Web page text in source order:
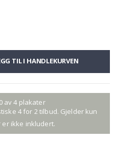
TIL I HANDLEKURVEN
av 4 plakater
4 for 2 tilbud. Gjelder kun
ikke inkludert.